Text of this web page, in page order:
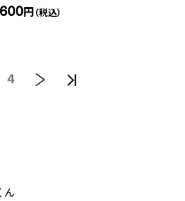
円（税込）
4
ん